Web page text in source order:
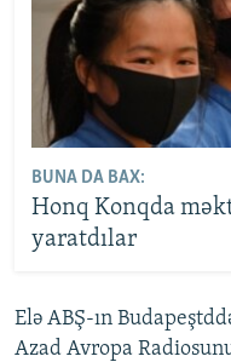
BUNA DA BAX:
Honq Konqda
yaratdılar
Elə ABŞ-ın
Azad Avropa